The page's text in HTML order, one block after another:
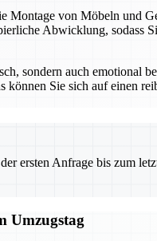
von Möbeln und
Abwicklung, sodass
sondern auch emotional
Sie sich auf einen
ersten Anfrage bis zum
Umzugstag